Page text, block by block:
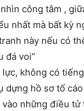
công tâm ,
nhất mà bất kỳ
này nếu có
đá voi”
không có
hồ sơ tố
những điều